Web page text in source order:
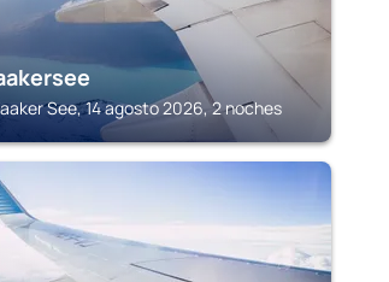
See, 14 agosto 2026, 2 noches